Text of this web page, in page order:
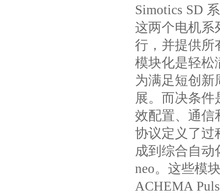
Simotics SD
这两个电机系
行，并提供所
模块化是轻松
为满足短创新
展。而决条
效配置、通信
协议定义了过
成到综合自动
neo。这些模
ACHEMA